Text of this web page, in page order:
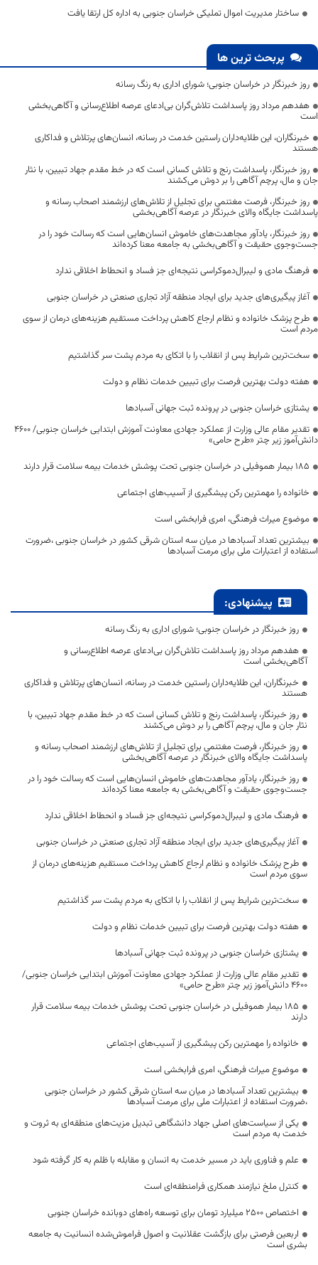
ساختار مدیریت اموال تملیکی خراسان جنوبی به اداره‌ کل ارتقا یافت
پربحث ترین ها
روز خبرنگار در خراسان جنوبی؛ شورای اداری به رنگ رسانه
هفدهم مرداد روز پاسداشت تلاش‌گران بی‌ادعای عرصه اطلاع‌رسانی و آگاهی‌بخشی
است
خبرنگاران، این طلایه‌داران راستین خدمت در رسانه، انسان‌های پرتلاش و فداکاری
هستند
روز خبرنگار، پاسداشت رنج و تلاش کسانی است که در خط مقدم جهاد تبیین، با نثار
جان و مال، پرچم آگاهی را بر دوش می‌کشند
روز خبرنگار، فرصت مغتنمی برای تجلیل از تلاش‌های ارزشمند اصحاب رسانه و
پاسداشت جایگاه والای خبرنگار در عرصه آگاهی‌بخشی
روز خبرنگار، یادآور مجاهدت‌های خاموش انسان‌هایی است که رسالت خود را در
جست‌وجوی حقیقت و آگاهی‌بخشی به جامعه معنا کرده‌اند
فرهنگ مادی و لیبرال‌دموکراسی نتیجه‌ای جز فساد و انحطاط اخلاقی ندارد
آغاز پیگیری‌های جدید برای ایجاد منطقه آزاد تجاری صنعتی در خراسان جنوبی
طرح پزشک خانواده و نظام ارجاع کاهش پرداخت مستقیم هزینه‌های درمان از سوی
مردم است
سخت‌ترین شرایط پس از انقلاب را با اتکای به مردم پشت سر گذاشتیم
هفته دولت بهترین فرصت برای تبیین خدمات نظام و دولت
یشتازی خراسان جنوبی در پرونده ثبت جهانی آسبادها
تقدیر مقام عالی وزارت از عملکرد جهادی معاونت آموزش ابتدایی خراسان جنوبی/ ۴۶۰۰
دانش‌آموز زیر چتر «طرح حامی»
۱۸۵ بیمار هموفیلی در خراسان جنوبی تحت پوشش خدمات بیمه سلامت قرار دارند
خانواده را مهمترین رکن پیشگیری از آسیب‌های اجتماعی
موضوع میراث فرهنگی، امری فرابخشی است
بیشترین تعداد آسبادها در میان سه استان شرقی کشور در خراسان جنوبی ،ضرورت
استفاده از اعتبارات ملی برای مرمت آسبادها
پیشنهادی:
روز خبرنگار در خراسان جنوبی؛ شورای اداری به رنگ رسانه
هفدهم مرداد روز پاسداشت تلاش‌گران بی‌ادعای عرصه اطلاع‌رسانی و
آگاهی‌بخشی است
خبرنگاران، این طلایه‌داران راستین خدمت در رسانه، انسان‌های پرتلاش و فداکاری
هستند
روز خبرنگار، پاسداشت رنج و تلاش کسانی است که در خط مقدم جهاد تبیین، با
نثار جان و مال، پرچم آگاهی را بر دوش می‌کشند
روز خبرنگار، فرصت مغتنمی برای تجلیل از تلاش‌های ارزشمند اصحاب رسانه و
پاسداشت جایگاه والای خبرنگار در عرصه آگاهی‌بخشی
روز خبرنگار، یادآور مجاهدت‌های خاموش انسان‌هایی است که رسالت خود را در
جست‌وجوی حقیقت و آگاهی‌بخشی به جامعه معنا کرده‌اند
فرهنگ مادی و لیبرال‌دموکراسی نتیجه‌ای جز فساد و انحطاط اخلاقی ندارد
آغاز پیگیری‌های جدید برای ایجاد منطقه آزاد تجاری صنعتی در خراسان جنوبی
طرح پزشک خانواده و نظام ارجاع کاهش پرداخت مستقیم هزینه‌های درمان از
سوی مردم است
سخت‌ترین شرایط پس از انقلاب را با اتکای به مردم پشت سر گذاشتیم
هفته دولت بهترین فرصت برای تبیین خدمات نظام و دولت
یشتازی خراسان جنوبی در پرونده ثبت جهانی آسبادها
تقدیر مقام عالی وزارت از عملکرد جهادی معاونت آموزش ابتدایی خراسان جنوبی/
۴۶۰۰ دانش‌آموز زیر چتر «طرح حامی»
۱۸۵ بیمار هموفیلی در خراسان جنوبی تحت پوشش خدمات بیمه سلامت قرار
دارند
خانواده را مهمترین رکن پیشگیری از آسیب‌های اجتماعی
موضوع میراث فرهنگی، امری فرابخشی است
بیشترین تعداد آسبادها در میان سه استان شرقی کشور در خراسان جنوبی
،ضرورت استفاده از اعتبارات ملی برای مرمت آسبادها
یکی از سیاست‌های اصلی جهاد دانشگاهی تبدیل مزیت‌های منطقه‌ای به ثروت و
خدمت به مردم است
علم و فناوری باید در مسیر خدمت به انسان و مقابله با ظلم به کار گرفته شود
کنترل ملخ نیازمند همکاری فرامنطقه‌ای است
اختصاص 2500 میلیارد تومان برای توسعه راه‌های دوبانده خراسان جنوبی
اربعین فرصتی برای بازگشت عقلانیت و اصول فراموش‌شده انسانیت به جامعه
بشری است